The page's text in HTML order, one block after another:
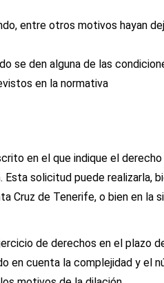
entre otros motivos hayan
se den alguna de las
en la normativa
en el que indique el
solicitud puede realizarla,
Cruz de Tenerife, o bien en la
de derechos en el plazo
en cuenta la complejidad y el